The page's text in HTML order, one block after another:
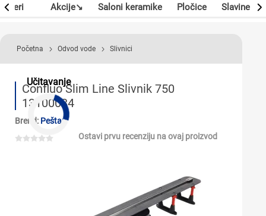
Akcije↘ Saloni keramike Pločice Slavine
Učitavanje
Početna Odvod vode Slivnici
Confluo Slim Line Slivnik 750
13100034
Brend: Peštan
Ostavi prvu recenziju na ovaj proizvod